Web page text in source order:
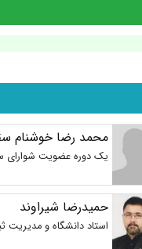
محمد رضا خوشنام
یک دوره عضویت شوارای
حمیدرضا شیراوند
استاد دانشگاه و مدیریت